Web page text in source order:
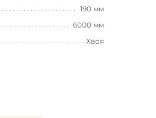
190 мм
6000 мм
Хвоя